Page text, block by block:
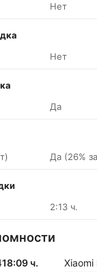
Нет
Нет
Да
Да (26%
2:13 ч.
18:09 ч. Xiaomi